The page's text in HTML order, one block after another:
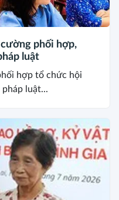
phối hợp,
luật
hợp tổ chức hội
luật...